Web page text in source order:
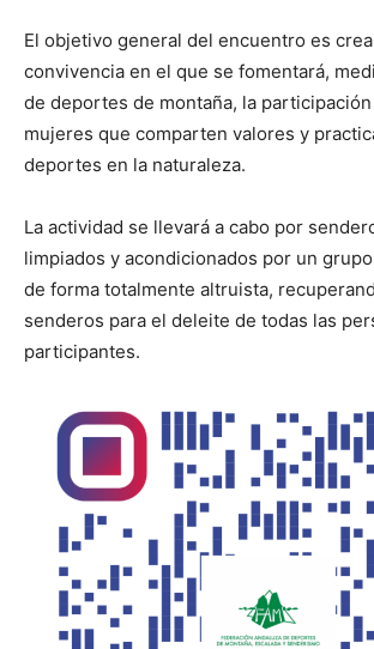
El objetivo general del encuentro es
convivencia en el que se fomentará,
de deportes de montaña, la
mujeres que comparten valores y
deportes en la naturaleza.
La actividad se llevará a cabo por
limpiados y acondicionados por un
de forma totalmente altruista,
senderos para el deleite de todas las
participantes.